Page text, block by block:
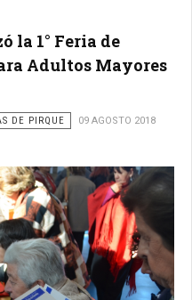
la 1° Feria de
Adultos Mayores
DE PIRQUE
09 AGOSTO 2018